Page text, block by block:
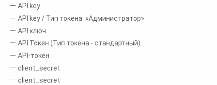
API key
API key / Тип токена: «Администратор»
API ключ
API Токен (Тип токена - стандартный)
API-токен
client_secret
client_secret